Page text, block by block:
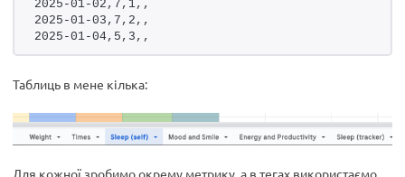
2025-01-02,7,1,,
2025-01-03,7,2,,
2025-01-04,5,3,,
Таблиць в мене кілька:
Для кожної зробимо окрему метрику, а в тегах використаємо